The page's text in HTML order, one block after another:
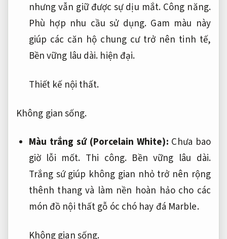
nhưng vẫn giữ được sự dịu mắt. Công năng.
Phù hợp nhu cầu sử dụng. Gam màu này
giúp các căn hộ chung cư trở nên tinh tế,
Bền vững lâu dài. hiện đại.
Thiết kế nội thất.
Không gian sống.
Màu trắng sứ (Porcelain White): Chưa bao
giờ lỗi mốt. Thi công. Bền vững lâu dài.
Trắng sứ giúp không gian nhỏ trở nên rộng
thênh thang và làm nền hoàn hảo cho các
món đồ nội thất gỗ óc chó hay đá Marble.
Không gian sống.